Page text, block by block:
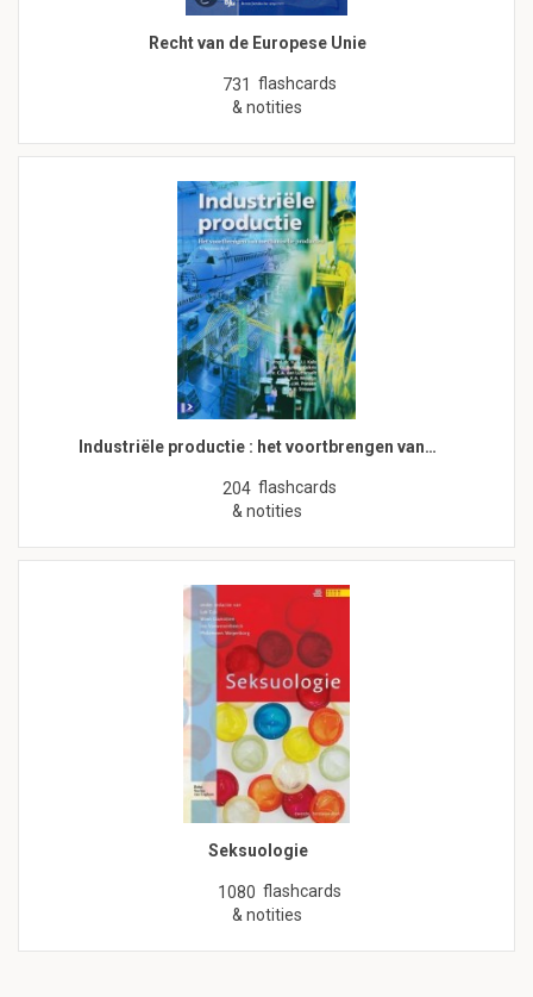
Recht van de Europese Unie
731 flashcards
& notities
Industriële productie : het voortbrengen van…
204 flashcards
& notities
Seksuologie
1080 flashcards
& notities